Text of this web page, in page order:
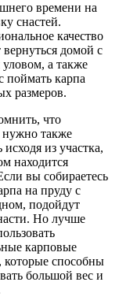
времени на
снастей.
качество
вернуться домой с
а также
поймать карпа
размеров.
что
нужно также
из участка,
находится
вы собираетесь
на пруду с
подойдут
Но лучше
карповые
которые способны
большой вес и